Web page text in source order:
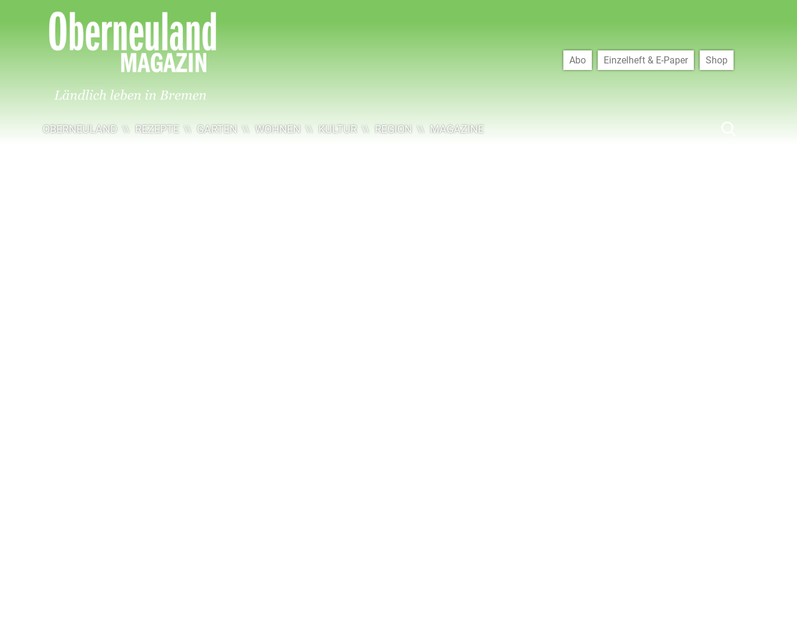
OBERNEULAND REZEPTE GARTEN WOHNEN KULTUR REGION MAGAZINE
Abo Einzelheft & E-Paper Shop